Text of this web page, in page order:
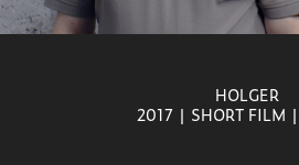
HOLGER
2017 | SHORT FILM